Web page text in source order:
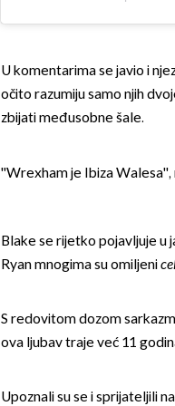
U komentarima se javio i
očito razumiju samo njih
zbijati međusobne šale.
''Wrexham je Ibiza
Blake se rijetko pojavljuje u
Ryan mnogima su omiljeni
S redovitom dozom
ova ljubav traje već 11
Upoznali su se i sprijateljili